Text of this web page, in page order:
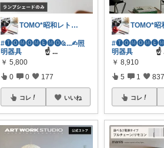
TOMO*昭和レトロ 📷🍎
#🅣🅞︎🅜🅞︎🅜🅔︎🅜🅞︎︎︎︎Ҩ...✍︎照
明器具 ☝ ...
￥ 5,800
0 0 177
コレ いいね
明器具 ☝
￥ 8,910
5 1 837
コレ